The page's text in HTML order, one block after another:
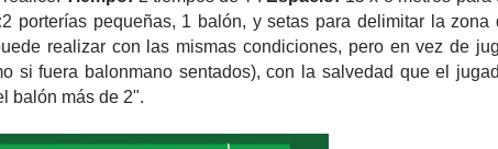
2 porterías pequeñas, 1 balón, y setas para delimitar la zona
realizar con las mismas condiciones, pero en vez de
si fuera balonmano sentados), con la salvedad que el
balón más de 2".